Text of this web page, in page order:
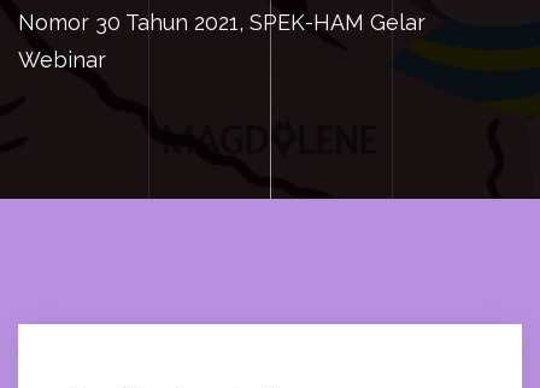
Nomor 30 Tahun 2021, SPEK-HAM Gelar
Webinar